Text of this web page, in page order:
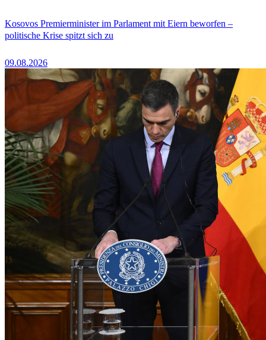
Kosovos Premierminister im Parlament mit Eiern beworfen –
politische Krise spitzt sich zu
09.08.2026